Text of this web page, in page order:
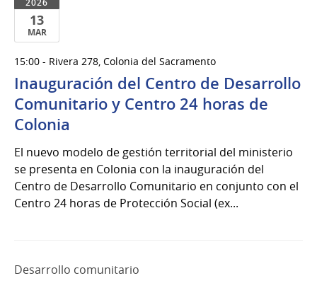
2026
13
MAR
de
Mar
del
2026
15:00 - Rivera 278, Colonia del Sacramento
Inauguración del Centro de Desarrollo
Comunitario y Centro 24 horas de
Colonia
El nuevo modelo de gestión territorial del ministerio
se presenta en Colonia con la inauguración del
Centro de Desarrollo Comunitario en conjunto con el
Centro 24 horas de Protección Social (ex...
Desarrollo comunitario